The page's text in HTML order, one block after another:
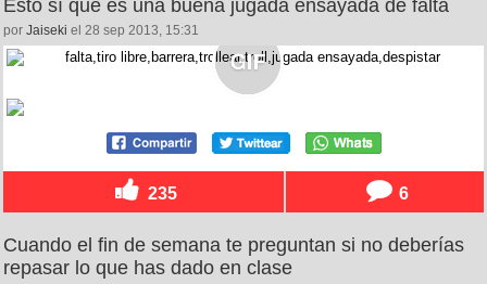
Esto sí que es una buena jugada ensayada de falta
por Jaiseki el 28 sep 2013, 15:31
235 6
Cuando el fin de semana te preguntan si no deberías
repasar lo que has dado en clase